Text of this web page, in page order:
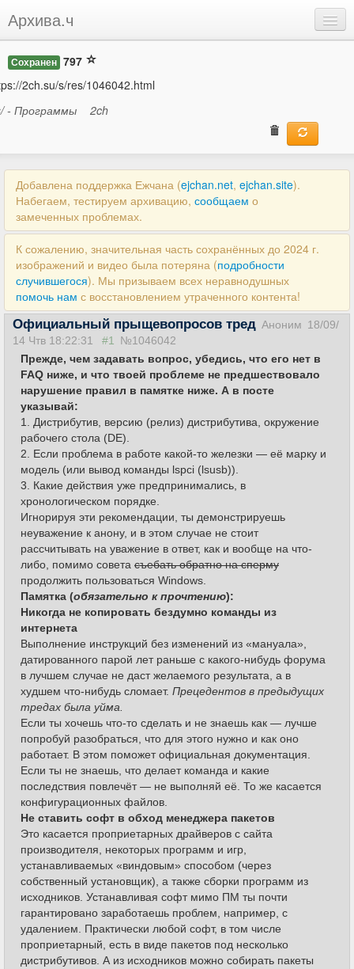
Архива.ч
Войти
Сохранен 797
2ch.su/s/res/1046042.html
- Программы
2ch
Добавлена поддержка Ежчана (ejchan.net, ejchan.site).
Набегаем, тестируем архивацию, сообщаем о
замеченных проблемах.
К сожалению, значительная часть сохранённых до 2024 г.
изображений и видео была потеряна (подробности
случившегося). Мы призываем всех неравнодушных
помочь нам с восстановлением утраченного контента!
Официальный прыщевопросов тред Аноним 18/09/
14 Чтв 18:22:31
#1
№1046042
Прежде, чем задавать вопрос, убедись, что его нет в
FAQ ниже, и что твоей проблеме не предшествовало
нарушение правил в памятке ниже. А в посте
указывай:
1. Дистрибутив, версию (релиз) дистрибутива, окружение
рабочего стола (DE).
2. Если проблема в работе какой-то железки — её марку и
модель (или вывод команды lspci (lsusb)).
3. Какие действия уже предпринимались, в
хронологическом порядке.
Игнорируя эти рекомендации, ты демонстрируешь
неуважение к анону, и в этом случае не стоит
рассчитывать на уважение в ответ, как и вообще на что-
либо, помимо совета съебать обратно на сперму
продолжить пользоваться Windows.
Памятка (обязательно к прочтению):
Никогда не копировать бездумно команды из
интернета
Выполнение инструкций без изменений из «мануала»,
датированного парой лет раньше с какого-нибудь форума
в лучшем случае не даст желаемого результата, а в
худшем что-нибудь сломает. Прецедентов в предыдущих
тредах была уйма.
Если ты хочешь что-то сделать и не знаешь как — лучше
попробуй разобраться, что для этого нужно и как оно
работает. В этом поможет официальная документация.
Если ты не знаешь, что делает команда и какие
последствия повлечёт — не выполняй её. То же касается
конфигурационных файлов.
Не ставить софт в обход менеджера пакетов
Это касается проприетарных драйверов с сайта
производителя, некоторых программ и игр,
устанавливаемых «виндовым» способом (через
собственный установщик), а также сборки программ из
исходников. Устанавливая софт мимо ПМ ты почти
гарантировано заработаешь проблем, например, с
удалением. Практически любой софт, в том числе
проприетарный, есть в виде пакетов под несколько
дистрибутивов. А из исходников можно собирать пакеты